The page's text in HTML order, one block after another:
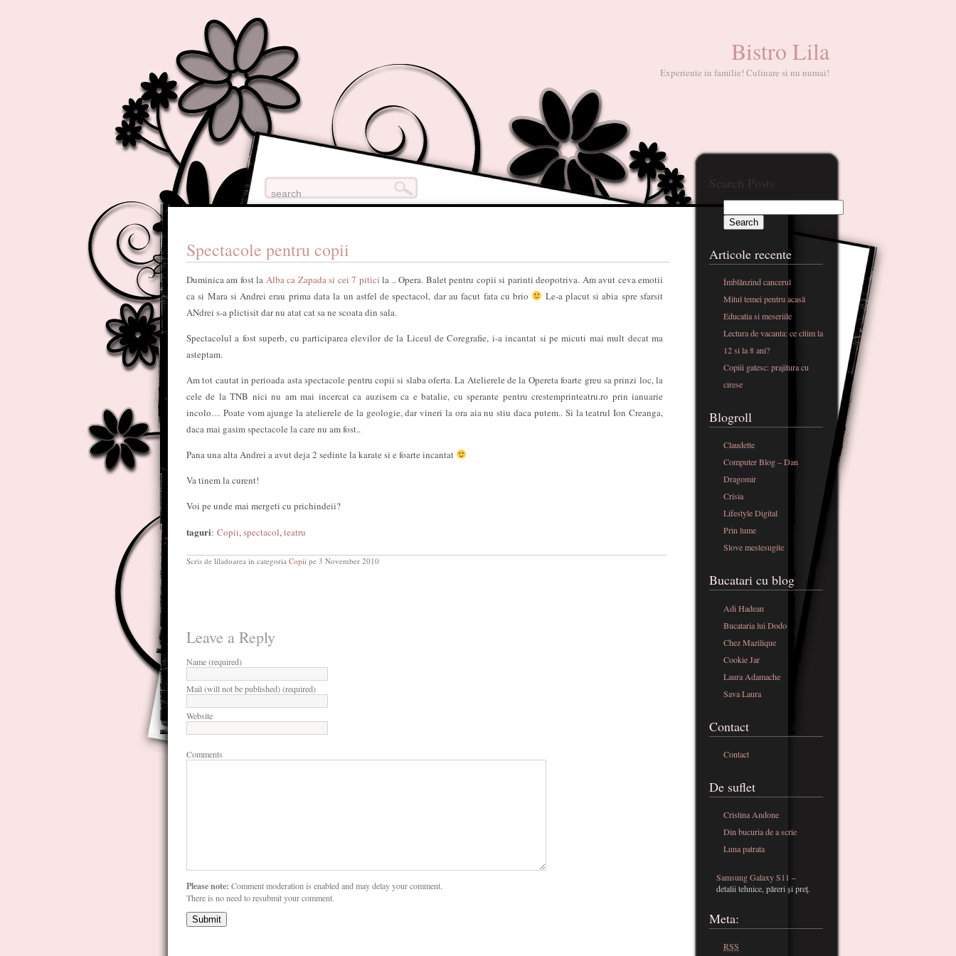
Bistro Lila
Experiente in familie! Culinare si nu numai!
Spectacole pentru copii
Duminica am fost la Alba ca Zapada si cei 7 piticila .. Opera. Balet pentru copii si parinti deopotriva. Am avut ceva emotii
ca si Mara si Andrei erau prima data la un astfel de spectacol, dar au facut fata cu brio
Le-a placut si abia spre sfarsit
ANdrei s-a plictisit dar nu atat cat sa ne scoata din sala.
Spectacolul a fost superb, cu participarea elevilor de la Liceul de Coregrafie, i-a incantat si pe micuti mai mult decat ma
asteptam.
Am tot cautat in perioada asta spectacole pentru copii si slaba oferta. La Atelierele de la Opereta foarte greu sa prinzi loc, la
cele de la TNB nici nu am mai incercat ca auzisem ca e batalie, cu sperante pentru crestemprinteatru.ro prin ianuarie
incolo… Poate vom ajunge la atelierele de la geologie, dar vineri la ora aia nu stiu daca putem.. Si la teatrul Ion Creanga,
daca mai gasim spectacole la care nu am fost..
Pana una alta Andrei a avut deja 2 sedinte la karate si e foarte incantat
Va tinem la curent!
Voi pe unde mai mergeti cu prichindeii?
taguri: Copii,spectacol,teatru
Scris de liladoarea in categoria Copii pe 3 November 2010
Leave a Reply
Name (required)
Mail (will not be published) (required)
Website
Comments
Please note: Comment moderation is enabled and may delay your comment.
There is no need to resubmit your comment.
Search Posts
Articole recente
Îmblânzind cancerul
Mitul temei pentru acasă
Educatia si meseriile
Lectura de vacanta: ce citim la
12 si la 8 ani?
Copiii gatesc: prajitura cu
cirese
Blogroll
Claudette
Computer Blog – Dan
Dragomir
Crisia
Lifestyle Digital
Prin lume
Slove mestesugite
Bucatari cu blog
Adi Hadean
Bucataria lui Dodo
Chez Mazilique
Cookie Jar
Laura Adamache
Sava Laura
Contact
Contact
De suflet
Cristina Andone
Din bucuria de a scrie
Luna patrata
Samsung Galaxy S11 –
detalii tehnice, păreri și preț.
Meta:
RSS